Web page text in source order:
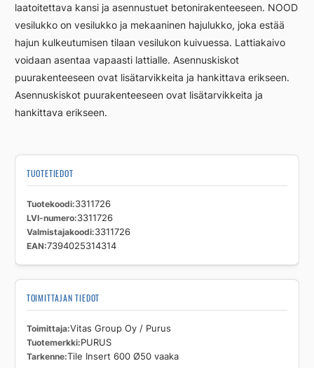
laatoitettava kansi ja asennustuet betonirakenteeseen. NOOD
vesilukko on vesilukko ja mekaaninen hajulukko, joka estää
hajun kulkeutumisen tilaan vesilukon kuivuessa. Lattiakaivo
voidaan asentaa vapaasti lattialle. Asennuskiskot
puurakenteeseen ovat lisätarvikkeita ja hankittava erikseen.
Asennuskiskot puurakenteeseen ovat lisätarvikkeita ja
hankittava erikseen.
TUOTETIEDOT
Tuotekoodi 3311726
LVI-numero 3311726
Valmistajakoodi 3311726
EAN 7394025314314
TOIMITTAJAN TIEDOT
Toimittaja Vitas Group Oy / Purus
Tuotemerkki PURUS
Tarkenne Tile Insert 600 Ø50 vaaka